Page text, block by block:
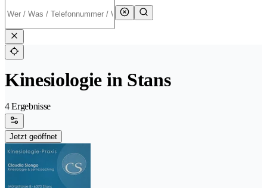
Kinesiologie in Stans
4 Ergebnisse
Jetzt geöffnet